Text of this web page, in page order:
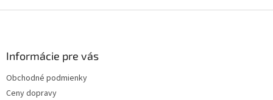
v
Informácie pre vás
Obchodné podmienky
Ceny dopravy